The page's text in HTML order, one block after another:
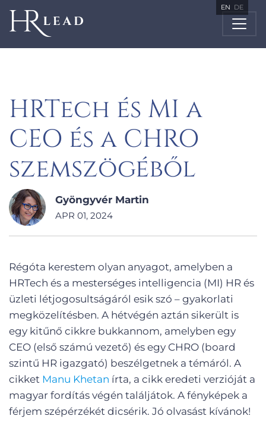
EN DE
HRTech és MI a
CEO és a CHRO
szemszögéből
Gyöngyvér Martin
APR 01, 2024
Régóta kerestem olyan anyagot, amelyben a
HRTech és a mesterséges intelligencia (MI) HR és
üzleti létjogosultságáról esik szó – gyakorlati
megközelítésben. A hétvégén aztán sikerült is
egy kitűnő cikkre bukkannom, amelyben egy
CEO (első számú vezető) és egy CHRO (board
szintű HR igazgató) beszélgetnek a témáról. A
cikket Manu Khetan írta, a cikk eredeti verzióját a
magyar fordítás végén találjátok. A fényképek a
férjem szépérzékét dicsérik. Jó olvasást kívánok!